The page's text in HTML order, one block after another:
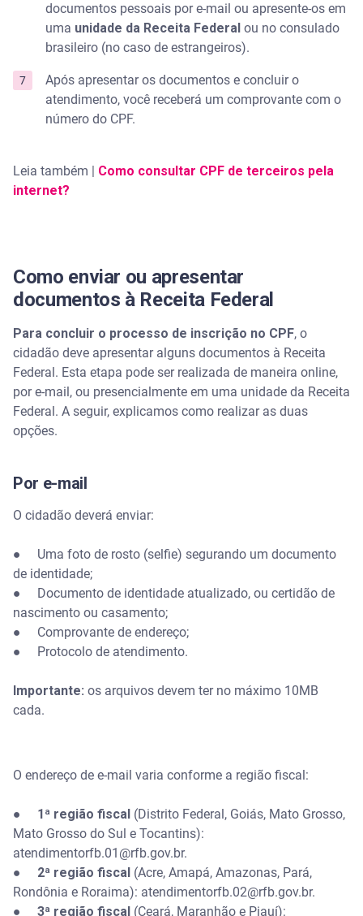
documentos pessoais por e-mail ou apresente-os em
uma unidade da Receita Federal ou no consulado
brasileiro (no caso de estrangeiros).
Após apresentar os documentos e concluir o
atendimento, você receberá um comprovante com o
número do CPF.
Leia também | Como consultar CPF de terceiros pela
internet?
Como enviar ou apresentar
documentos à Receita Federal
Para concluir o processo de inscrição no CPF, o
cidadão deve apresentar alguns documentos à Receita
Federal. Esta etapa pode ser realizada de maneira online,
por e-mail, ou presencialmente em uma unidade da Receita
Federal. A seguir, explicamos como realizar as duas
opções.
Por e-mail
O cidadão deverá enviar:
● Uma foto de rosto (selfie) segurando um documento
de identidade;
● Documento de identidade atualizado, ou certidão de
nascimento ou casamento;
● Comprovante de endereço;
● Protocolo de atendimento.
Importante: os arquivos devem ter no máximo 10MB
cada.
O endereço de e-mail varia conforme a região fiscal:
● 1ª região fiscal (Distrito Federal, Goiás, Mato Grosso,
Mato Grosso do Sul e Tocantins):
atendimentorfb.01@rfb.gov.br.
● 2ª região fiscal (Acre, Amapá, Amazonas, Pará,
Rondônia e Roraima): atendimentorfb.02@rfb.gov.br.
● 3ª região fiscal (Ceará, Maranhão e Piauí):